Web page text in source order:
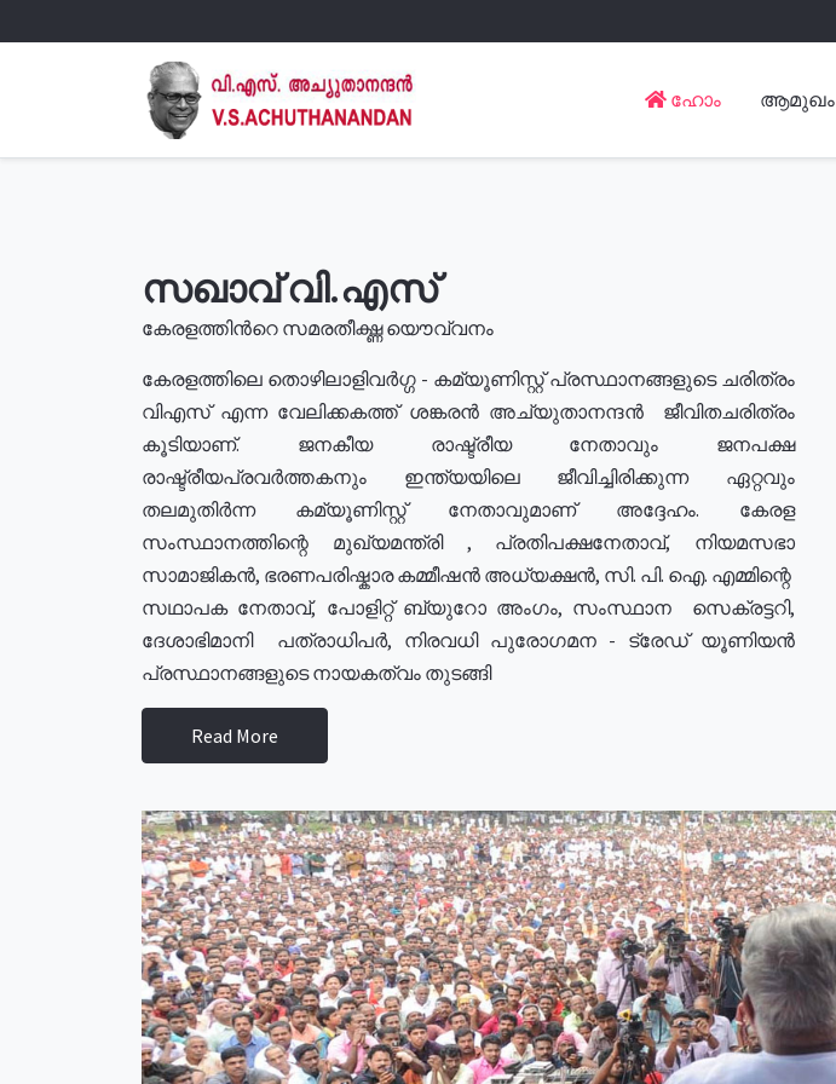
ഹോം ആമുഖം
സഖാവ് വി.എസ്
കേരളത്തിൻറെ സമരതീക്ഷ്ണ യൌവ്വനം
കേരളത്തിലെ തൊഴിലാളിവർഗ്ഗ - കമ്യൂണിസ്റ്റ് പ്രസ്ഥാനങ്ങളുടെ ചരിത്രം
വിഎസ് എന്ന വേലിക്കകത്ത് ശങ്കരൻ അച്യുതാനന്ദൻ ജീവിതചരിത്രം
കൂടിയാണ്. ജനകീയ രാഷ്ട്രീയ നേതാവും ജനപക്ഷ
രാഷ്ട്രീയപ്രവർത്തകനും ഇന്ത്യയിലെ ജീവിച്ചിരിക്കുന്ന ഏറ്റവും
തലമുതിർന്ന കമ്യൂണിസ്റ്റ് നേതാവുമാണ് അദ്ദേഹം. കേരള
സംസ്ഥാനത്തിന്റെ മുഖ്യമന്ത്രി , പ്രതിപക്ഷനേതാവ്, നിയമസഭാ
സാമാജികൻ, ഭരണപരിഷ്കാര കമ്മീഷൻ അധ്യക്ഷൻ, സി. പി. ഐ. എമ്മിന്റെ
സഥാപക നേതാവ്, പോളിറ്റ് ബ്യുറോ അംഗം, സംസ്ഥാന സെക്രട്ടറി,
ദേശാഭിമാനി പത്രാധിപർ, നിരവധി പുരോഗമന - ട്രേഡ് യൂണിയൻ
പ്രസ്ഥാനങ്ങളുടെ നായകത്വം തുടങ്ങി
Read More